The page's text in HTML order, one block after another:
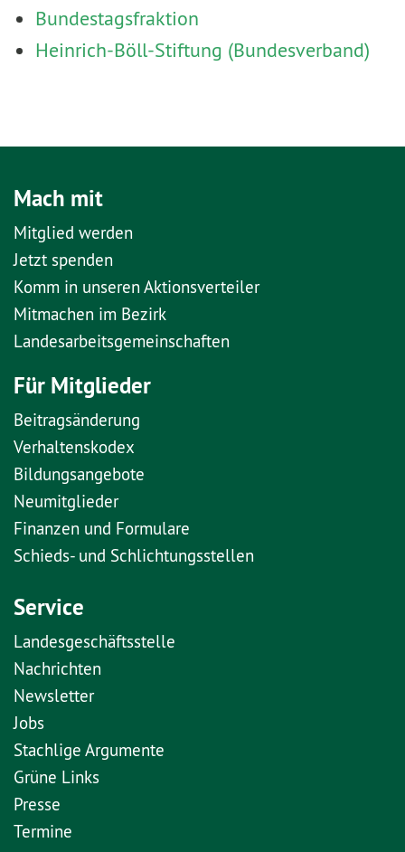
Bundestagsfraktion
Heinrich-Böll-Stiftung (Bundesverband)
Mach mit
Mitglied werden
Jetzt spenden
Komm in unseren Aktionsverteiler
Mitmachen im Bezirk
Landesarbeitsgemeinschaften
Für Mitglieder
Beitragsänderung
Verhaltenskodex
Bildungsangebote
Neumitglieder
Finanzen und Formulare
Schieds- und Schlichtungsstellen
Service
Landesgeschäftsstelle
Nachrichten
Newsletter
Jobs
Stachlige Argumente
Grüne Links
Presse
Termine